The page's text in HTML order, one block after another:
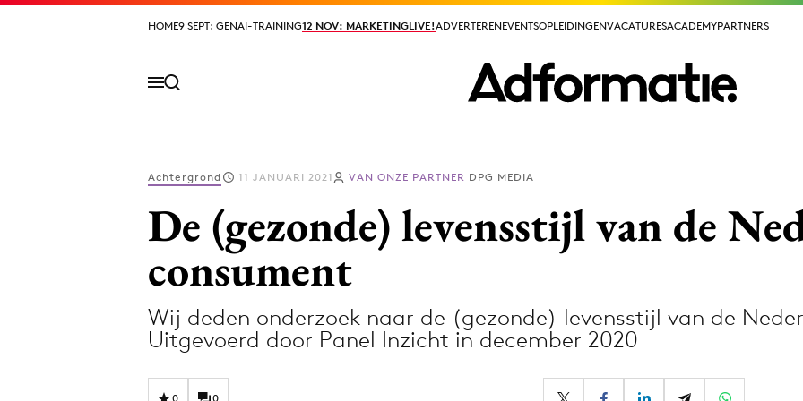
HOME9 SEPT: GENAI-TRAINING12 NOV: MARKETINGLIVE!ADVERTERENEVENTSOPLEIDINGENVACATURESACADEMYPARTNERS
HOME9 SEPT: GENAI-TRAINING12 NOV: MARKETINGLIVE!ADVERTERENEVENTSOPLEIDINGENVACATURESACADEMYPARTNERS
Design
Digital transformation
Media
Merkstrategie
PR
Achtergrond 11 JANUARI 2021 VAN ONZE PARTNER DPG MEDIA
De (gezonde) levensstijl van de
consument
Wij deden onderzoek naar de (gezonde) levensstijl van de
Uitgevoerd door Panel Inzicht in december 2020
0 0